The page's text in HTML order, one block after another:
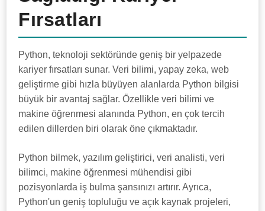
Fırsatları
Python, teknoloji sektöründe geniş bir yelpazede
kariyer fırsatları sunar. Veri bilimi, yapay zeka, web
geliştirme gibi hızla büyüyen alanlarda Python bilgisi
büyük bir avantaj sağlar. Özellikle veri bilimi ve
makine öğrenmesi alanında Python, en çok tercih
edilen dillerden biri olarak öne çıkmaktadır.
Python bilmek, yazılım geliştirici, veri analisti, veri
bilimci, makine öğrenmesi mühendisi gibi
pozisyonlarda iş bulma şansınızı artırır. Ayrıca,
Python'un geniş topluluğu ve açık kaynak projeleri,